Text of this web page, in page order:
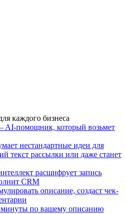
каждого бизнеса
помощник, который возьмет
нестандартные идеи для
текст рассылки или даже станет
расшифрует запись
CRM
описание, создаст чек-
минуты по вашему описанию